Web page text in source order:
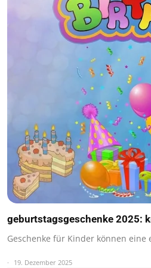
geburtstagsgeschenke 2025:
Geschenke für Kinder können
19. Dezember 2025